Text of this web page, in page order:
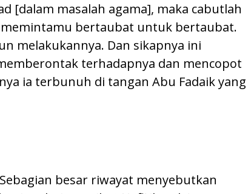
[dalam masalah agama], maka cabutlah
bertaubat untuk bertaubat.
melakukannya. Dan sikapnya ini
terhadapnya dan mencopot
ia terbunuh di tangan Abu Fadaik yang
besar riwayat menyebutkan